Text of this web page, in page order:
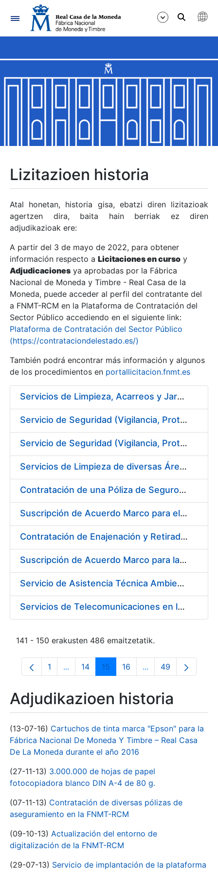
Nabigazioa
Erakutsi/Ezkutatu
Erakutsi/Ezkutatu
Erakutsi/Ezkutatu
Erakutsi/Ezkutatu
Erakutsi/Ezkutatu
Erakutsi/Ezkutatu
Erakutsi/Ezkutatu
Erakutsi/Ezkutatu
Lizitazioen historia
Atal honetan, historia gisa, ebatzi diren lizitazioak
agertzen dira, baita hain berriak ez diren
adjudikazioak ere:
A partir del 3 de mayo de 2022, para obtener
información respecto a Licitaciones en curso y
Adjudicaciones ya aprobadas por la Fábrica
Nacional de Moneda y Timbre - Real Casa de la
Moneda, puede acceder al perfil del contratante del
a FNMT-RCM en la Plataforma de Contratación del
Sector Público accediendo en el siguiente link:
Plataforma de Contratación del Sector Público
(https://contrataciondelestado.es/)
También podrá encontrar más información y algunos
de los procedimientos en portallicitacion.fnmt.es
Servicios de Limpieza, Acarreos y Jardinería para la Fábrica Nacional de Moneda y Timbre – Real Casa de Moneda
Servicio de Seguridad (Vigilancia, Protección y Control) en los Centros de la FNMT-RCM en Madrid
Servicio de Seguridad (Vigilancia, Protección y Control) en los Centros de la FNMT-RCM en Burgos
Servicios de Limpieza de diversas Áreas y Edificios de la Fábrica, Servicio de Acarreo de Mobiliario y Enseres y Mantenimiento de las Zonas Ajardinadas, para la Fábrica de Papel de Burgos de la Fábrica Nacional de Moneda y Timbre – Real Casa de Moneda
Contratación de una Póliza de Seguro Colectivo de Asistencia Sanitaria
Suscripción de Acuerdo Marco para el Servicio de Visitas a Oficinas de Registro
Contratación de Enajenación y Retirada de Recortes Sobrantes y Desperdicios de Papel Impreso y No Impreso durante el año 2019
Suscripción de Acuerdo Marco para la Contratación de Fabricación de Piezas
Servicio de Asistencia Técnica Ambiental en la FNMT-RCM Burgos
Servicios de Telecomunicaciones en la Fábrica Nacional de Moneda y Timbre - Real Casa de la Moneda
141 - 150 erakusten 486 emaitzetatik.
Orrialdea
1 ...Intermediate Pages Use TAB to navigate.
Orrialdea
14 Orrialdea
15 Orrialdea
16 ...Intermediate
Orrialdea
49
Adjudikazioen historia
(13-07-16) Cartuchos de tinta marca "Epson" para la
Fábrica Nacional De Moneda Y Timbre – Real Casa
De La Moneda durante el año 2016
(27-11-13) 3.000.000 de hojas de papel
fotocopiadora blanco DIN A-4 de 80 g.
(07-11-13) Contratación de diversas pólizas de
aseguramiento en la FNMT-RCM
(09-10-13) Actualización del entorno de
digitalización de la FNMT-RCM
(29-07-13) Servicio de implantación de la plataforma